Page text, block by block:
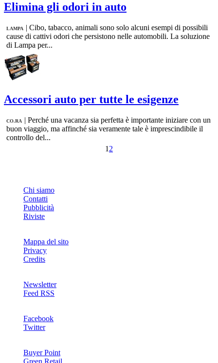
Elimina gli odori in auto
LAMPA | Cibo, tabacco, animali sono solo alcuni esempi di possibili
cause di cattivi odori che persistono nelle automobili. La soluzione
di Lampa per...
Accessori auto per tutte le esigenze
CO.RA | Perché una vacanza sia perfetta è importante iniziare con un
buon viaggio, ma affinché sia veramente tale è imprescindibile il
controllo del...
1 2
Chi siamo
Contatti
Pubblicità
Riviste
Mappa del sito
Privacy
Credits
Newsletter
Feed RSS
Facebook
Twitter
Buyer Point
Green Retail